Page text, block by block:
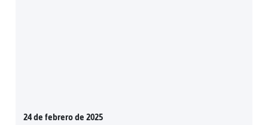
24 de febrero de 2025